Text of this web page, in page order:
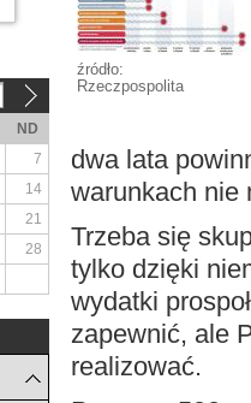
źródło:
Rzeczpospolita
dwa lata
warunkach nie
Trzeba się
tylko dzięki
wydatki
zapewnić, ale
realizować.
ND
7
14
21
28